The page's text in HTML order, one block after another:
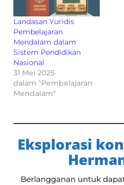
Landasan Yuridis
Pembelajaran
Mendalam dalam
Sistem Pendidikan
Nasional
31 Mei 2025
dalam "Pembelajaran
Mendalam"
Eksplorasi
Berlangganan untuk